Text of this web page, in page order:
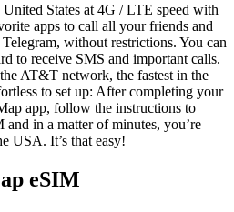
States at 4G / LTE speed with
apps to call all your friends and
without restrictions. You can
to receive SMS and important calls.
AT&T network, the fastest in the
to set up: After completing your
app, follow the instructions to
in a matter of minutes, you’re
USA. It’s that easy!
eSIM